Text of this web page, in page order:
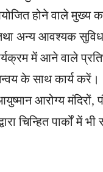
होने वाले मुख्य
तथा अन्य आवश्यक
में आने वाले
के साथ कार्य करें।
आरोग्य मंदिरों,
चिन्हित पार्कों में भी